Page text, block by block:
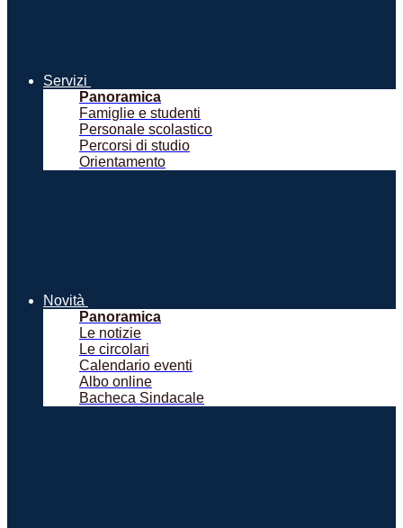
Servizi
Panoramica
Famiglie e studenti
Personale scolastico
Percorsi di studio
Orientamento
Novità
Panoramica
Le notizie
Le circolari
Calendario eventi
Albo online
Bacheca Sindacale